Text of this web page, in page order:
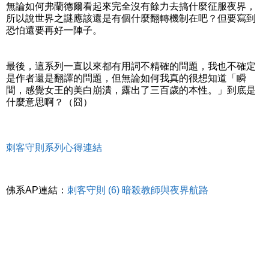
無論如何弗蘭德爾看起來完全沒有餘力去搞什麼征服夜界，
所以說世界之謎應該還是有個什麼翻轉機制在吧？但要寫到
恐怕還要再好一陣子。
最後，這系列一直以來都有用詞不精確的問題，我也不確定
是作者還是翻譯的問題，但無論如何我真的很想知道「瞬
間，感覺女王的美白崩潰，露出了三百歲的本性。」到底是
什麼意思啊？（囧）
刺客守則系列心得連結
佛系AP連結： 刺客守則 (6) 暗殺教師與夜界航路